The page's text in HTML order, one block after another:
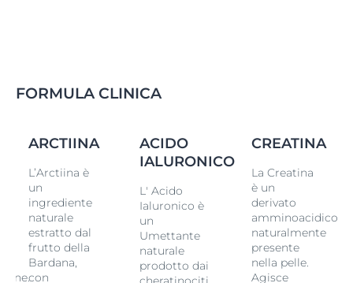
FORMULA CLINICA
ARCTIINA
L’Arctiina è
un
ingrediente
naturale
estratto dal
frutto della
Bardana,
con
ACIDO
IALURONICO
L' Acido
Ialuronico è
un
Umettante
naturale
prodotto dai
CREATINA
La Creatina
è un
derivato
amminoacidico
naturalmente
presente
nella pelle.
Agisce